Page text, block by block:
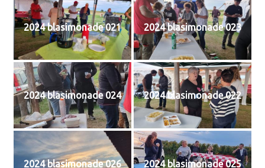
2024 blasimonade 021 2024 blasimonade 023
2024 blasimonade 024 2024 blasimonade 022
2024 blasimonade 026 2024 blasimonade 025